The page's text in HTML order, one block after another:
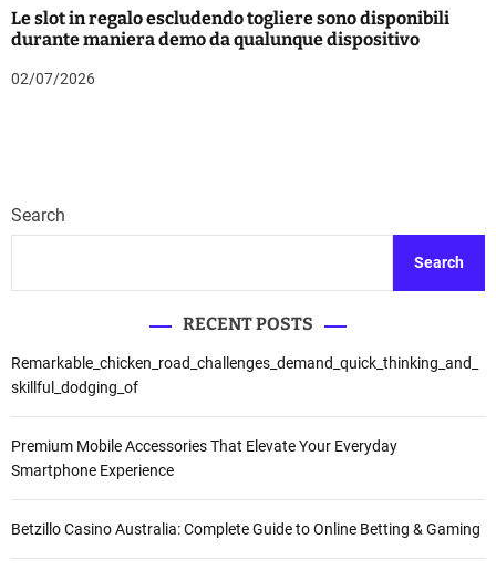
Le slot in regalo escludendo togliere sono disponibili
durante maniera demo da qualunque dispositivo
02/07/2026
Search
Search
RECENT POSTS
Remarkable_chicken_road_challenges_demand_quick_thinking_and_
skillful_dodging_of
Premium Mobile Accessories That Elevate Your Everyday
Smartphone Experience
Betzillo Casino Australia: Complete Guide to Online Betting & Gaming